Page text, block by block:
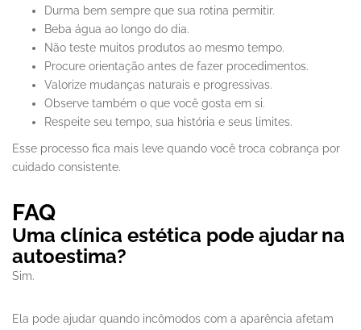
Durma bem sempre que sua rotina permitir.
Beba água ao longo do dia.
Não teste muitos produtos ao mesmo tempo.
Procure orientação antes de fazer procedimentos.
Valorize mudanças naturais e progressivas.
Observe também o que você gosta em si.
Respeite seu tempo, sua história e seus limites.
Esse processo fica mais leve quando você troca cobrança por
cuidado consistente.
FAQ
Uma clínica estética pode ajudar na
autoestima?
Sim.
Ela pode ajudar quando incômodos com a aparência afetam